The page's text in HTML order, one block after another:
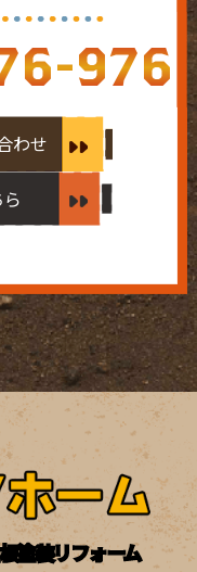
976
わせ
塗装リフォーム